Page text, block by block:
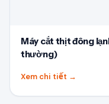
Máy cắt thịt đông
thường)
Xem chi tiết →